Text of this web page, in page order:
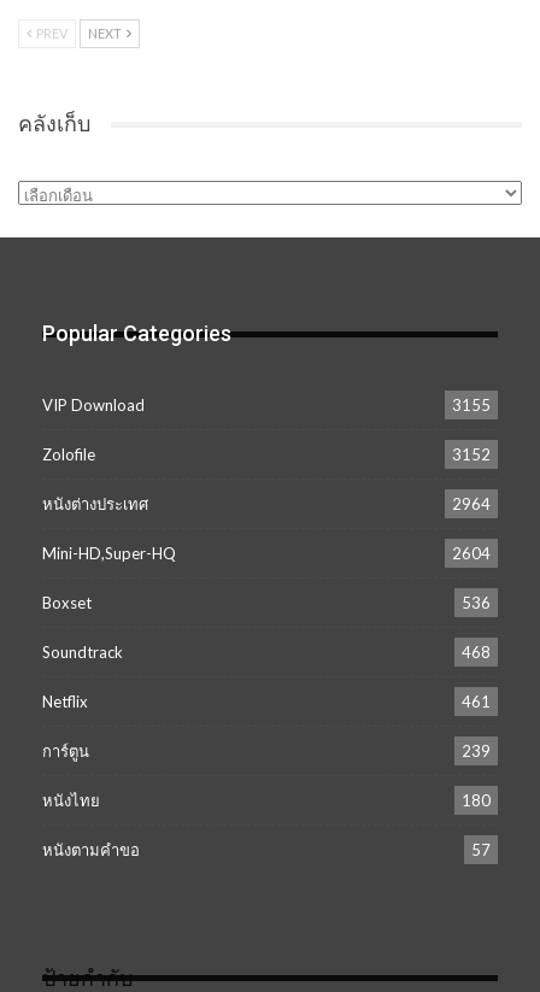
PREV NEXT
คลังเก็บ
คลัง
Popular Categories
VIP Download 3155
Zolofile 3152
หนังต่างประเทศ 2964
Mini-HD,Super-HQ 2604
Boxset 536
Soundtrack 468
Netflix 461
การ์ตูน 239
หนังไทย 180
หนังตามคำขอ 57
ป้ายกำกับ